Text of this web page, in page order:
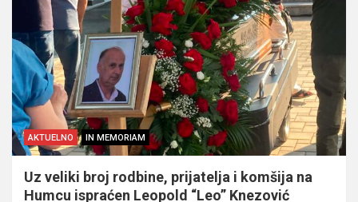
AKTUELNO IN MEMORIAM
Uz veliki broj rodbine, prijatelja i komšija na
Humcu ispraćen Leopold “Leo” Knezović